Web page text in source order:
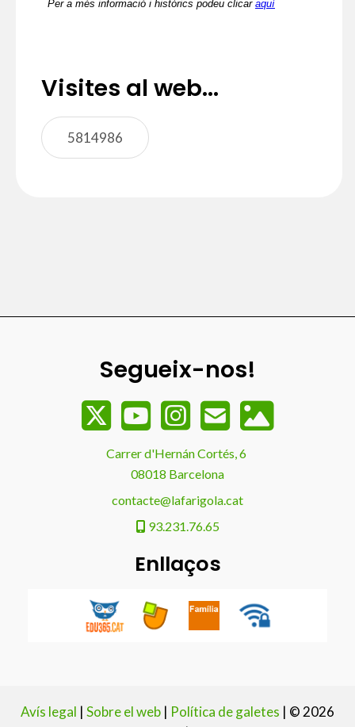
Visites al web...
5814986
Segueix-nos!
Carrer d'Hernán Cortés, 6
08018 Barcelona
contacte@lafarigola.cat
93.231.76.65
Enllaços
Avís legal | Sobre el web | Política de galetes | © 2026